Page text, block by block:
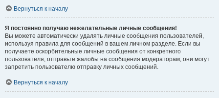
Вернуться к началу
Я постоянно получаю нежелательные личные сообщения!
Вы можете автоматически удалять личные сообщения пользователей,
используя правила для сообщений в вашем личном разделе. Если вы
получаете оскорбительные личные сообщения от конкретного
пользователя, отправьте жалобы на сообщения модераторам; они могут
запретить пользователю отправку личных сообщений.
Вернуться к началу